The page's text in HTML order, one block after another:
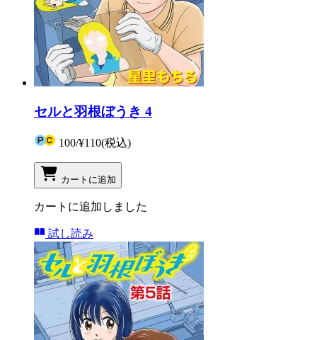
セルと羽根ぼうき 4
100/¥110(税込)
カートに追加
カートに追加しました
試し読み